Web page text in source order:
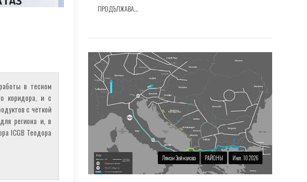
в тесном
коридора, и с
с четкой
региона и, в
ICGB Теодора
ПРОДЪЛЖАВА...
Ляман Зейналова РАЙОНЫ Июл. 10 2026